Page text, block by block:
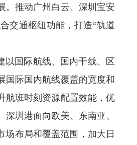
。推动广州白云、深圳宝安
交通枢纽功能，打造“轨道
以国际航线、国内干线、区
国际国内航线覆盖的宽度和
航班时刻资源配置效能，优
圳港面向欧美、东南亚、
场布局和覆盖范围，加大日